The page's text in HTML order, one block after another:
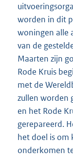
worden in dit
woningen alle
van de
Maarten zijn
Rode Kruis
met de
zullen worden
en het Rode
gerepareerd.
het doel is om
onderkomen